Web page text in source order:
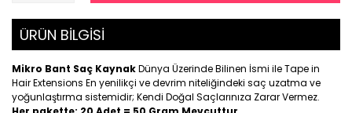
ÜRÜN BİLGİSİ
Mikro Bant Saç KaynakDünya Üzerinde Bilinen İsmi ile Tape in
Hair Extensions En yenilikçi ve devrim niteliğindeki saç uzatma ve
yoğunlaştırma sistemidir; Kendi Doğal Saçlarınıza Zarar Vermez.